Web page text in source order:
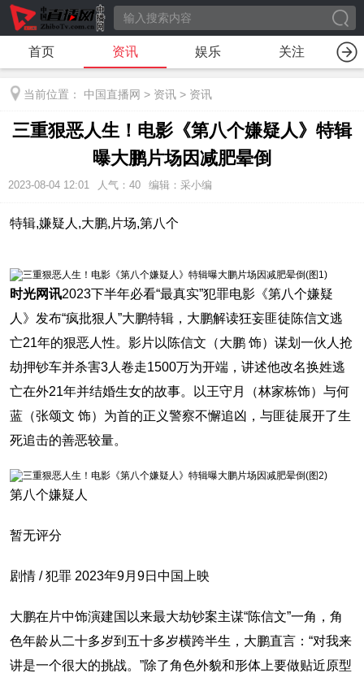
首页 资讯 娱乐 关注
当前位置： 中国直播网 > 资讯 > 资讯
三重狠恶人生！电影《第八个嫌疑人》特辑
曝大鹏片场因减肥晕倒
2023-08-04 12:01 人气： 40 编辑：采小编
特辑,嫌疑人,大鹏,片场,第八个
时光网讯2023下半年必看“最真实”犯罪电影《第八个嫌疑
人》发布“疯批狠人”大鹏特辑，大鹏解读狂妄匪徒陈信文逃
亡21年的狠恶人性。影片以陈信文（大鹏 饰）谋划一伙人抢
劫押钞车并杀害3人卷走1500万为开端，讲述他改名换姓逃
亡在外21年并结婚生女的故事。以王守月（林家栋饰）与何
蓝（张颂文 饰）为首的正义警察不懈追凶，与匪徒展开了生
死追击的善恶较量。
第八个嫌疑人
暂无评分
剧情 / 犯罪 2023年9月9日中国上映
大鹏在片中饰演建国以来最大劫钞案主谋“陈信文”一角，角
色年龄从二十多岁到五十多岁横跨半生，大鹏直言：“对我来
讲是一个很大的挑战。”除了角色外貌和形体上要做贴近原型